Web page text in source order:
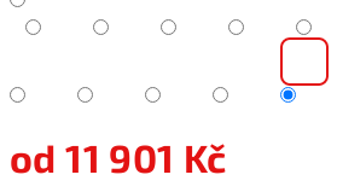
od11 901 Kč